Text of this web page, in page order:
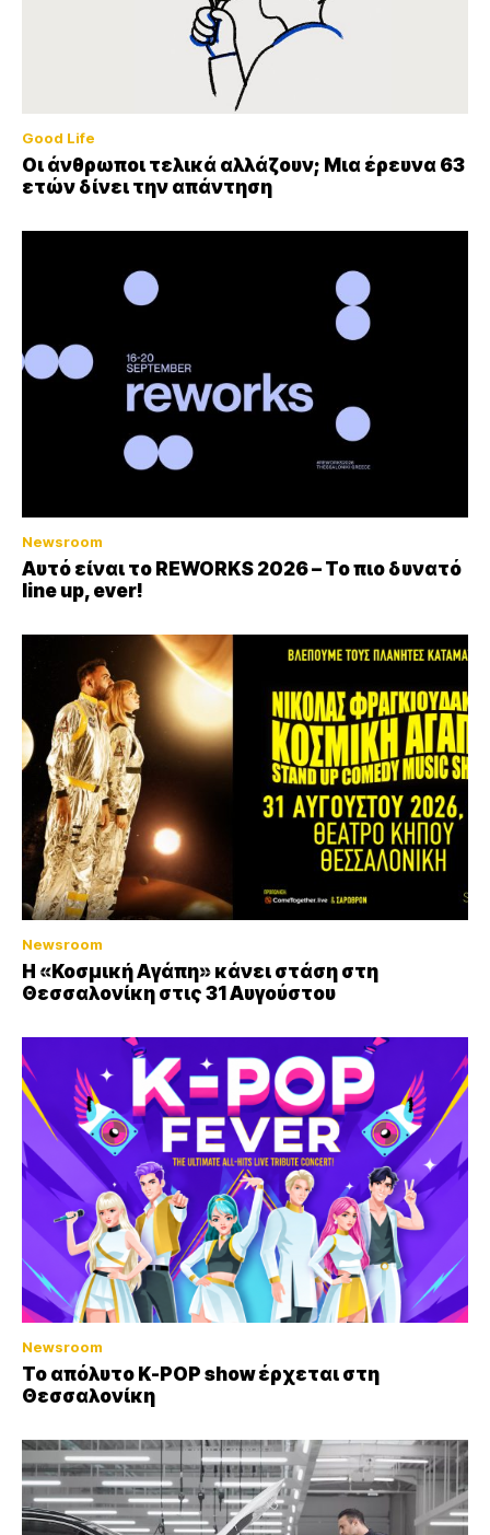
Good Life
Οι άνθρωποι τελικά αλλάζουν; Μια έρευνα 63
ετών δίνει την απάντηση
Newsroom
Αυτό είναι το REWORKS 2026 – Το πιο δυνατό
line up, ever!
Newsroom
Η «Κοσμική Αγάπη» κάνει στάση στη
Θεσσαλονίκη στις 31 Αυγούστου
Newsroom
Το απόλυτο K-POP show έρχεται στη
Θεσσαλονίκη